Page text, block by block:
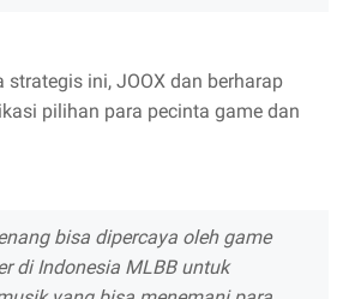
strategis ini, JOOX dan berharap
pilihan para pecinta game dan
bisa dipercaya oleh game
di Indonesia MLBB untuk